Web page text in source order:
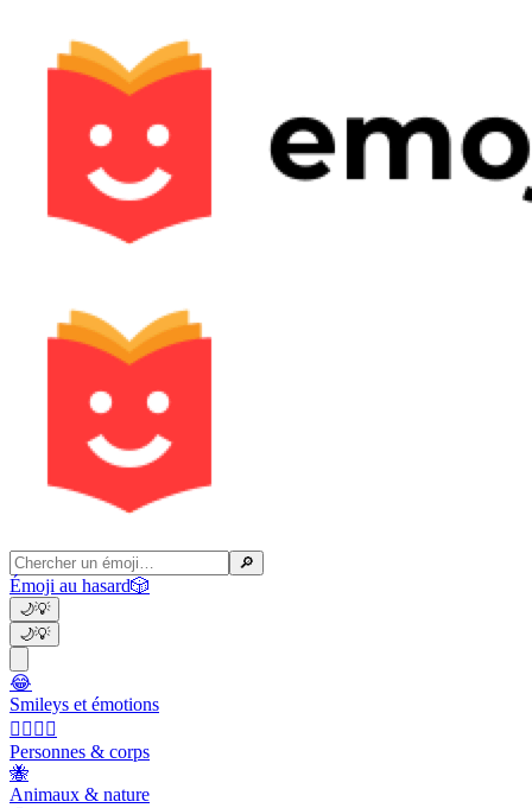
🔎
Émoji au hasard🎲
🌙💡
🌙💡
😂
Smileys et émotions
👩‍❤️‍💋‍👨
Personnes & corps
🐝
Animaux & nature